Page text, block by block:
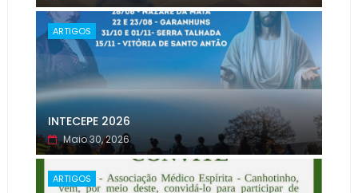
ARTIGOS
INTECEPE 2026
Maio 30, 2026
ARTIGOS